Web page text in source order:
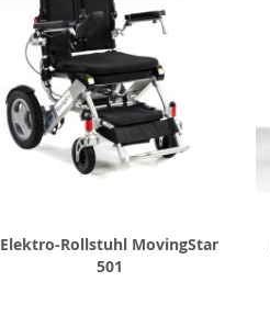
Elektro-Rollstuhl MovingStar
501